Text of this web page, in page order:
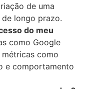
de uma
longo prazo.
do meu
como Google
como
e comportamento